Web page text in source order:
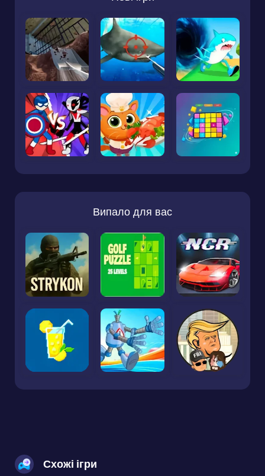
Випало для вас
Схожі ігри